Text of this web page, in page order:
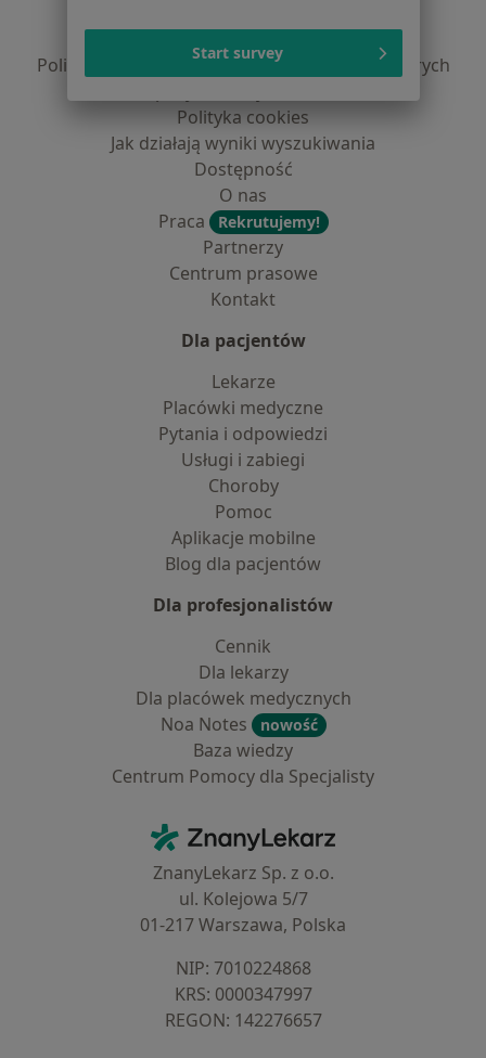
Polityka prywatności dla profesjonalistów, których
Polityka cookies
Jak działają wyniki wyszukiwania
Dostępność
O nas
Praca
Rekrutujemy!
Partnerzy
Centrum prasowe
Kontakt
Dla pacjentów
Lekarze
Placówki medyczne
Pytania i odpowiedzi
Usługi i zabiegi
Choroby
Pomoc
Aplikacje mobilne
Blog dla pacjentów
Dla profesjonalistów
Cennik
Dla lekarzy
Dla placówek medycznych
Noa Notes
nowość
Baza wiedzy
Centrum Pomocy dla Specjalisty
ZnanyLekarz - Strona główna
ZnanyLekarz Sp. z o.o.
ul. Kolejowa 5/7
01-217 Warszawa, Polska
NIP: ⁠7010224868
KRS: ⁠0000347997
REGON: ⁠142276657
Start survey